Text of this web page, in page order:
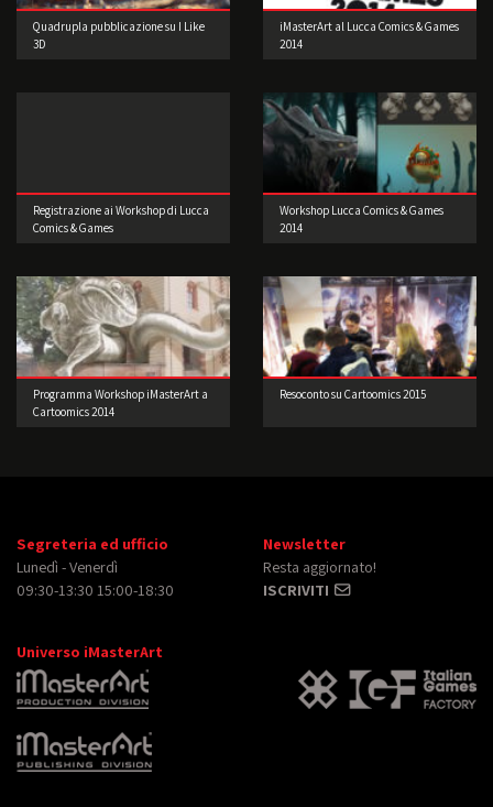
Quadrupla pubblicazione su I Like
3D
iMasterArt al Lucca Comics & Games
2014
Registrazione ai Workshop di Lucca
Comics & Games
Workshop Lucca Comics & Games
2014
Programma Workshop iMasterArt a
Cartoomics 2014
Resoconto su Cartoomics 2015
Segreteria ed ufficio
Lunedì - Venerdì
09:30-13:30 15:00-18:30
Newsletter
Resta aggiornato!
ISCRIVITI
Universo iMasterArt